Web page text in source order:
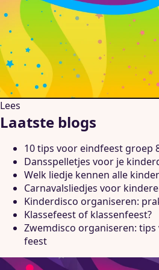
Lees
Laatste blogs
10 tips voor eindfeest groep
Dansspelletjes voor je
Welk liedje kennen alle
Carnavalsliedjes voor
Kinderdisco organiseren:
Klassefeest of klassenfeest?
Zwemdisco organiseren:
feest